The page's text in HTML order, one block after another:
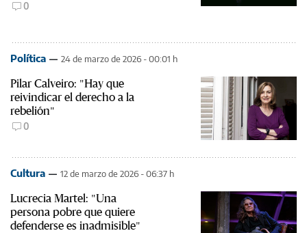
0
Política 24 de marzo de 2026 - 00:01 h
Pilar Calveiro: "Hay que
reivindicar el derecho a la
rebelión"
0
Cultura 12 de marzo de 2026 - 06:37 h
Lucrecia Martel: "Una
persona pobre que quiere
defenderse es inadmisible"